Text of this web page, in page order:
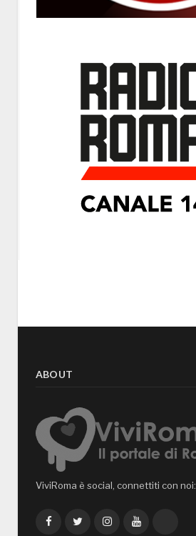
ABOUT
ViviRoma è social, connettiti con noi:
FacebookTwitterInstagramYouTube